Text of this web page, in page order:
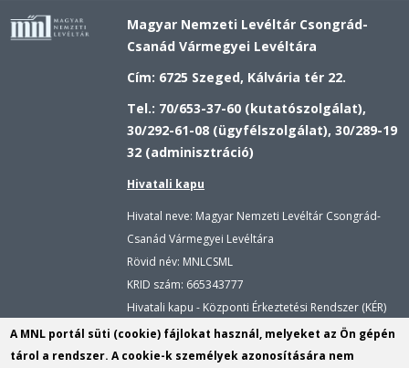
Magyar Nemzeti Levéltár Csongrád-
Csanád Vármegyei Levéltára
Cím: 6725 Szeged, Kálvária tér 22.
Tel.: 70/653-37-60 (kutatószolgálat),
30/292-61-08 (ügyfélszolgálat), 30/289-19
32 (adminisztráció)
Hivatali kapu
Hivatal neve: Magyar Nemzeti Levéltár Csongrád-
Csanád Vármegyei Levéltára
Rövid név: MNLCSML
KRID szám: 665343777
Hivatali kapu - Központi Érkeztetési Rendszer (KÉR)
Hivatal neve: Magyar Nemzeti Levéltár
Rövid név: MNLCSML
A MNL portál süti (cookie) fájlokat használ, melyeket az Ön gépén
tárol a rendszer. A cookie-k személyek azonosítására nem